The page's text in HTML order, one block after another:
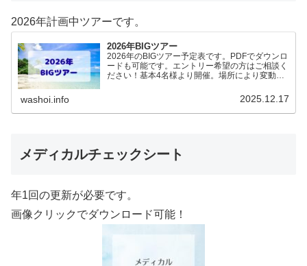
2026年計画中ツアーです。
2026年BIGツアー
2026年のBIGツアー予定表です。PDFでダウンロ
ードも可能です。エントリー希望の方はご相談く
ださい！基本4名様より開催。場所により変動あ
（12.19更新）ダウンロードPDFでアップロード
washoi.info 2025.12.17
メディカルチェックシート
年1回の更新が必要です。
画像クリックでダウンロード可能！